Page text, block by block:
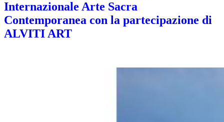
Internazionale Arte Sacra
Contemporanea con la partecipazione di
ALVITI ART